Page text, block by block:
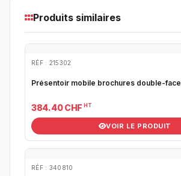
Produits similaires
RÉF : 215302
Présentoir mobile brochures double-face
384.40 CHF HT
VOIR LE PRODUIT
RÉF : 340810